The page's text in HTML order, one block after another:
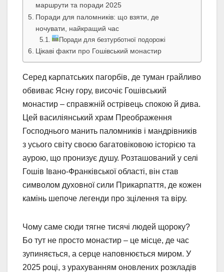
маршрути та поради 2025
Поради для паломників: що взяти, де
ночувати, найкращий час
Поради для безтурботної подорожі
Цікаві факти про Гошівський монастир
Серед карпатських пагорбів, де туман грайливо
обвиває Ясну гору, височіє Гошівський
монастир – справжній острівець спокою й дива.
Цей василіянський храм Преображення
Господнього манить паломників і мандрівників
з усього світу своєю багатовіковою історією та
аурою, що пронизує душу. Розташований у селі
Гошів Івано-Франківської області, він став
символом духовної сили Прикарпаття, де кожен
камінь шепоче легенди про зцілення та віру.
Чому саме сюди тягне тисячі людей щороку?
Бо тут не просто монастир – це місце, де час
зупиняється, а серце наповнюється миром. У
2025 році, з урахуванням оновлених розкладів